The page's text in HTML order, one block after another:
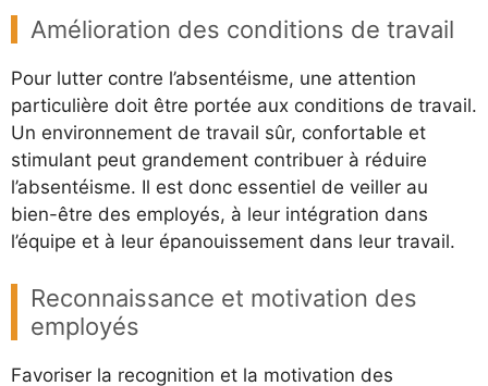
Amélioration des conditions de travail
Pour lutter contre l’absentéisme, une attention
particulière doit être portée aux conditions de travail.
Un environnement de travail sûr, confortable et
stimulant peut grandement contribuer à réduire
l’absentéisme. Il est donc essentiel de veiller au
bien-être des employés, à leur intégration dans
l’équipe et à leur épanouissement dans leur travail.
Reconnaissance et motivation des
employés
Favoriser la recognition et la motivation des